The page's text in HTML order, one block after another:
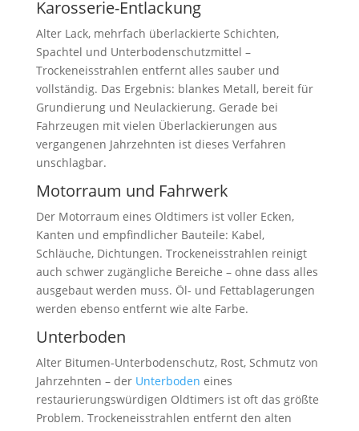
Karosserie-Entlackung
Alter Lack, mehrfach überlackierte Schichten,
Spachtel und Unterbodenschutzmittel –
Trockeneisstrahlen entfernt alles sauber und
vollständig. Das Ergebnis: blankes Metall, bereit für
Grundierung und Neulackierung. Gerade bei
Fahrzeugen mit vielen Überlackierungen aus
vergangenen Jahrzehnten ist dieses Verfahren
unschlagbar.
Motorraum und Fahrwerk
Der Motorraum eines Oldtimers ist voller Ecken,
Kanten und empfindlicher Bauteile: Kabel,
Schläuche, Dichtungen. Trockeneisstrahlen reinigt
auch schwer zugängliche Bereiche – ohne dass alles
ausgebaut werden muss. Öl- und Fettablagerungen
werden ebenso entfernt wie alte Farbe.
Unterboden
Alter Bitumen-Unterbodenschutz, Rost, Schmutz von
Jahrzehnten – der Unterboden eines
restaurierungswürdigen Oldtimers ist oft das größte
Problem. Trockeneisstrahlen entfernt den alten